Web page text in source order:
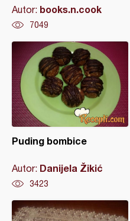
Autor: books.n.cook
7049
Puding bombice
Autor: Danijela Žikić
3423